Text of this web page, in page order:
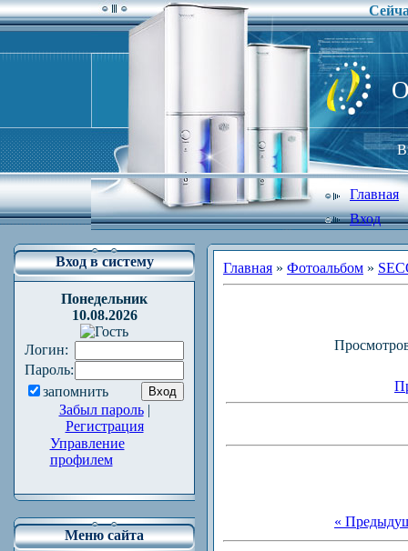
Главная
Вход
Вход в систему
Понедельник
10.08.2026
Логин:
Пароль:
запомнить
Забыл пароль|
Регистрация
Управление
профилем
Меню сайта
Главная » Фотоальбом »
«